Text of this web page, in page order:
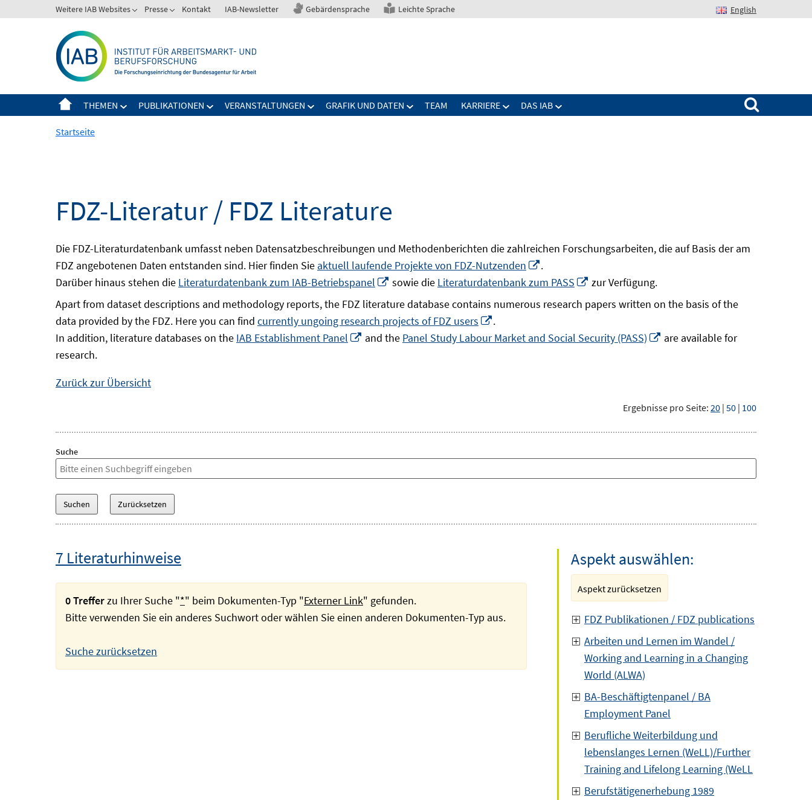
zum
Weitere IAB Websites Presse Kontakt IAB-Newsletter Gebärdensprache Leichte Sprache English
THEMEN PUBLIKATIONEN VERANSTALTUNGEN GRAFIK UND DATEN TEAM KARRIERE DAS IAB
Suchen nach:
Startseite
FDZ-Literatur / FDZ Literature
Die FDZ-Literaturdatenbank umfasst neben Datensatzbeschreibungen und Methodenberichten die zahlreichen Forschungsarbeiten, die auf Basis der am
FDZ angebotenen Daten entstanden sind. Hier finden Sie aktuell laufende Projekte von FDZ-Nutzenden
In
neuem
.
Darüber hinaus stehen die Literaturdatenbank zum IAB-Betriebspanel
In
neuem
Fenster
öffnen
sowie die Literaturdatenbank zum PASS
In
öffnen
zur Verfügung.
Apart from dataset descriptions and methodology reports, the FDZ literature database contains numerous research papers written on the basis of the
data provided by the FDZ. Here you can find currently ungoing research projects of FDZ users
In
neuem
.
In addition, literature databases on the IAB Establishment Panel
In
and the Panel Study Labour Market and Social Security (PASS)
In
are available for
research.
Zurück zur Übersicht
Ergebnisse pro Seite: 20 | 50 | 100
Suche
7 Literaturhinweise
0 Trefferzu Ihrer Suche "*" beim Dokumenten-Typ "Externer Link" gefunden.
Bitte verwenden Sie ein anderes Suchwort oder wählen Sie einen anderen Dokumenten-Typ aus.
Suche zurücksetzen
Aspekt auswählen:
Aspekt zurücksetzen
FDZ Publikationen / FDZ publications
Arbeiten und Lernen im Wandel /
Working and Learning in a Changing
World (ALWA)
BA-Beschäftigtenpanel / BA
Employment Panel
Berufliche Weiterbildung und
lebenslanges Lernen (WeLL)/Further
Training and Lifelong Learning (WeLL
Berufstätigenerhebung 1989